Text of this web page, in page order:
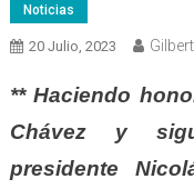
Noticias
20 Julio, 2023
** Haciendo
Chávez y
presidente